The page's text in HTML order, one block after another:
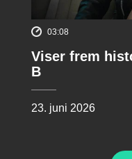
03:08
Viser frem
B
23. juni 2026